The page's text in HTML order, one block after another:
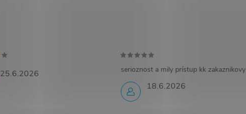
25.6.2026
18.6.2026
serioznost a mily prístup kk zakaznikovy